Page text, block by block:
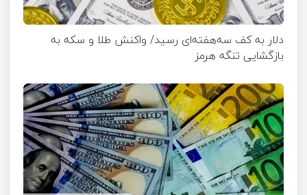
دلار به کف سه‌هفته‌ای رسید/ واکنش طلا و سکه به
بازگشایی تنگه هرمز